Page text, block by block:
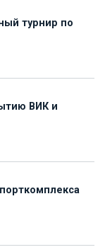
турнир по
ВИК и